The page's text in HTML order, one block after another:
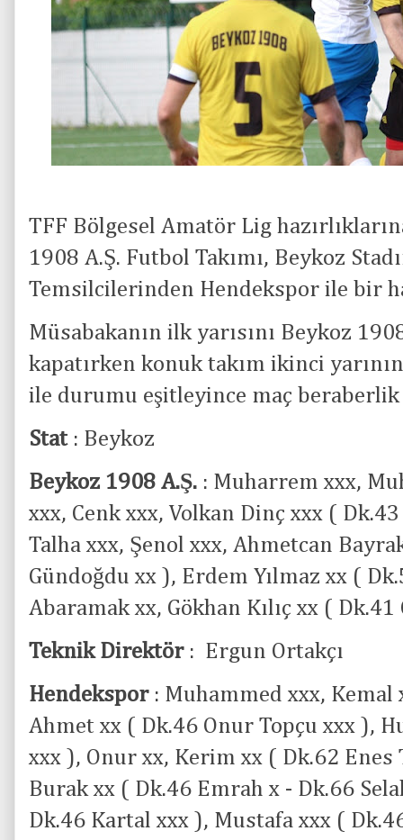
TFF Bölgesel Amatör Lig
1908 A.Ş. Futbol Takımı, Beykoz
Temsilcilerinden Hendekspor ile bir
Müsabakanın ilk yarısını Beykoz
kapatırken konuk takım ikinci
ile durumu eşitleyince maç
Stat : Beykoz
Beykoz 1908 A.Ş. : Muharrem xxx,
xxx, Cenk xxx, Volkan Dinç xxx (
Talha xxx, Şenol xxx, Ahmetcan
Gündoğdu xx ), Erdem Yılmaz xx (
Abaramak xx, Gökhan Kılıç xx (
Teknik Direktör: Ergun Ortakçı
Hendekspor: Muhammed xxx, Kemal
Ahmet xx ( Dk.46 Onur Topçu xxx ),
xxx ), Onur xx, Kerim xx ( Dk.62 Enes
Burak xx ( Dk.46 Emrah x - Dk.66
Dk.46 Kartal xxx ), Mustafa xxx (